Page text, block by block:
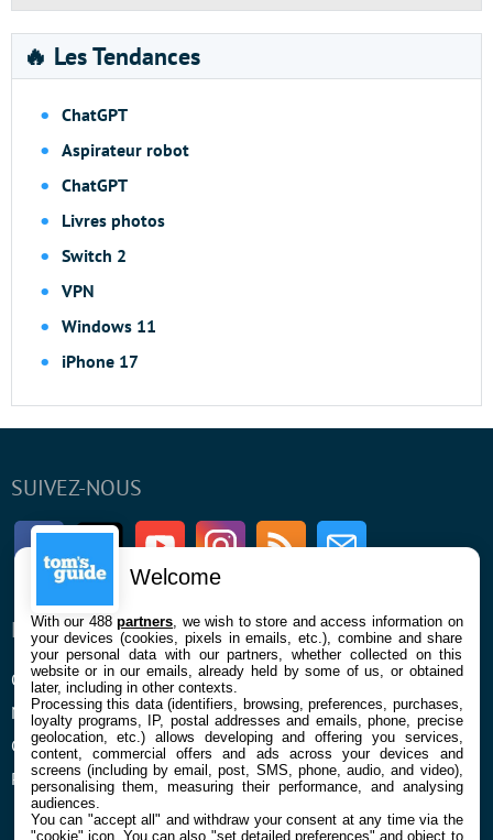
🔥 Les Tendances
ChatGPT
Aspirateur robot
ChatGPT
Livres photos
Switch 2
VPN
Windows 11
iPhone 17
SUIVEZ-NOUS
FacebookTwitter Youtube InstagramRSS Newsletter
ENTREPRISE
Qui sommes nous
Mentions légales et CGU
Confidentialité et Cookies
Préférences cookies
À PROPOS
La rédaction
Contact
Welcome
With our 488partners , we wish to store and access information on
your devices (cookies, pixels in emails, etc.), combine and share
your personal data with our partners, whether collected on this
website or in our emails, already held by some of us, or obtained
later, including in other contexts.
Processing this data (identifiers, browsing, preferences, purchases,
loyalty programs, IP, postal addresses and emails, phone, precise
geolocation, etc.) allows developing and offering you services,
content, commercial offers and ads across your devices and
screens (including by email, post, SMS, phone, audio, and video),
personalising them, measuring their performance, and analysing
audiences.
You can "accept all" and withdraw your consent at any time via the
"cookie" icon. You can also "set detailed preferences" and object to